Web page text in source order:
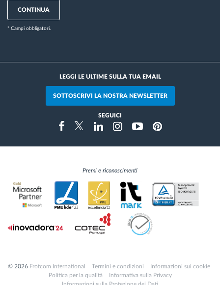
CONTINUA
* Campi obbligatori.
LEGGI LE ULTIME SULLA TUA EMAIL
SOTTOSCRIVI LA NOSTRA NEWSLETTER
SEGUICI
FacebookTwitterLinkedinInstragramYoutubePinterest
Premi e riconoscimenti
© 2026 Frotcom International Termini e condizioni
Informazioni sui cookie
Politica per la qualità
Informativa sulla Privacy